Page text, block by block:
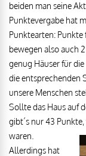
beiden man seine
Punktevergabe hat
Punktearten:
bewegen also auch
genug Häuser für
die entsprechenden
unsere Menschen
Sollte das Haus auf
gibt´s nur 43 Punkte,
waren.
Allerdings hat